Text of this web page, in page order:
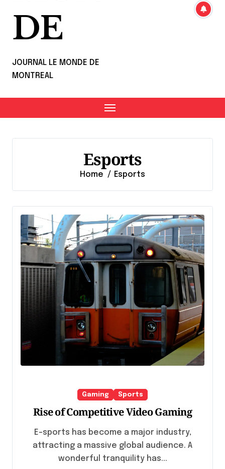
DE
JOURNAL LE MONDE DE
MONTREAL
Esports
Home Esports
Gaming Sports
Rise of Competitive Video Gaming
E-sports has become a major industry,
attracting a massive global audience. A
wonderful tranquility has...